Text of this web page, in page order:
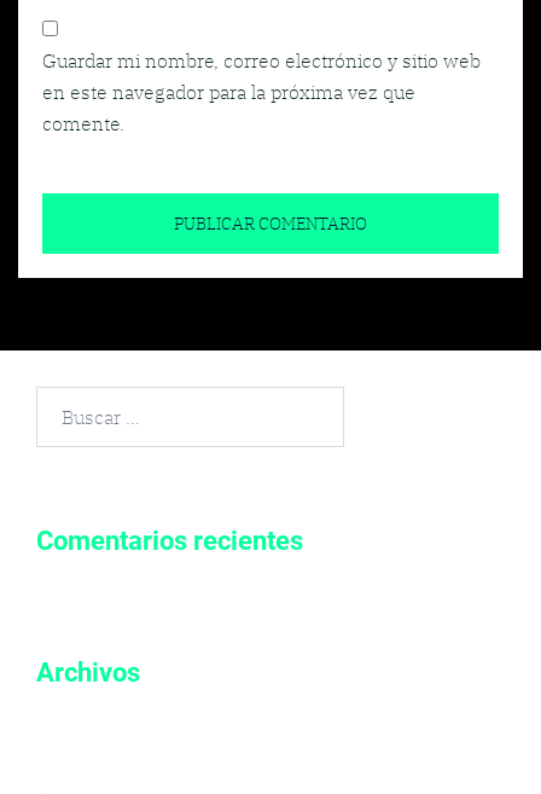
Guardar mi nombre, correo electrónico y sitio web
en este navegador para la próxima vez que
comente.
Comentarios recientes
Archivos